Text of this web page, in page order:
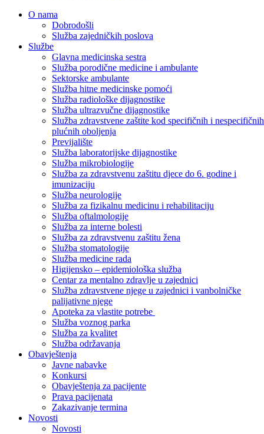
O nama
Dobrodošli
Služba zajedničkih poslova
Službe
Glavna medicinska sestra
Služba porodične medicine i ambulante
Sektorske ambulante
Služba hitne medicinske pomoći
Služba radiološke dijagnostike
Služba ultrazvučne dijagnostike
Služba zdravstvene zaštite kod specifičnih i nespecifičnih
plućnih oboljenja
Previjalište
Služba laboratorijske dijagnostike
Služba mikrobiologije
Služba za zdravstvenu zaštitu djece do 6. godine i
imunizaciju
Služba neurologije
Služba za fizikalnu medicinu i rehabilitaciju
Služba oftalmologije
Služba za interne bolesti
Služba za zdravstvenu zaštitu žena
Služba stomatologije
Služba medicine rada
Higijensko – epidemiološka služba
Centar za mentalno zdravlje u zajednici
Služba zdravstvene njege u zajednici i vanbolničke
palijativne njege
Apoteka za vlastite potrebe
Služba voznog parka
Služba za kvalitet
Služba održavanja
Obavještenja
Javne nabavke
Konkursi
Obavještenja za pacijente
Prava pacijenata
Zakazivanje termina
Novosti
Novosti